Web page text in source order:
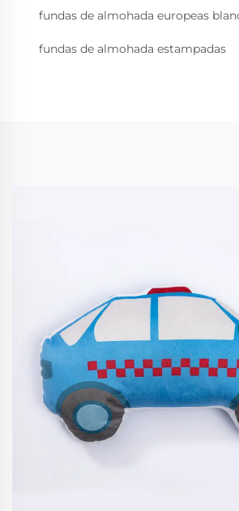
fundas de almohada europeas
fundas de almohada estampadas